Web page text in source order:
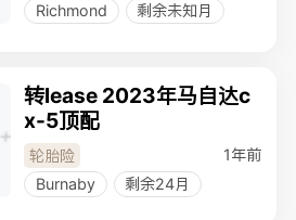
Richmond
剩余未知月
转lease 2023年马自达c
x-5顶配
轮胎险
1年前
Burnaby
剩余24月